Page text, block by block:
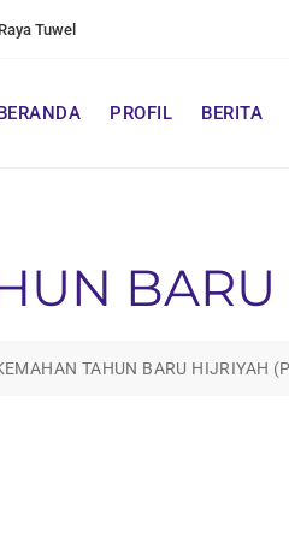
Tuwel
PROFIL BERITA
TAHUN BARU HIJRIYAH